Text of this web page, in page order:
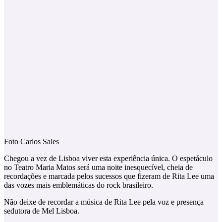
Foto Carlos Sales
Chegou a vez de Lisboa viver esta experiência única. O espetáculo
no Teatro Maria Matos será uma noite inesquecível, cheia de
recordações e marcada pelos sucessos que fizeram de Rita Lee uma
das vozes mais emblemáticas do rock brasileiro.
Não deixe de recordar a música de Rita Lee pela voz e presença
sedutora de Mel Lisboa.